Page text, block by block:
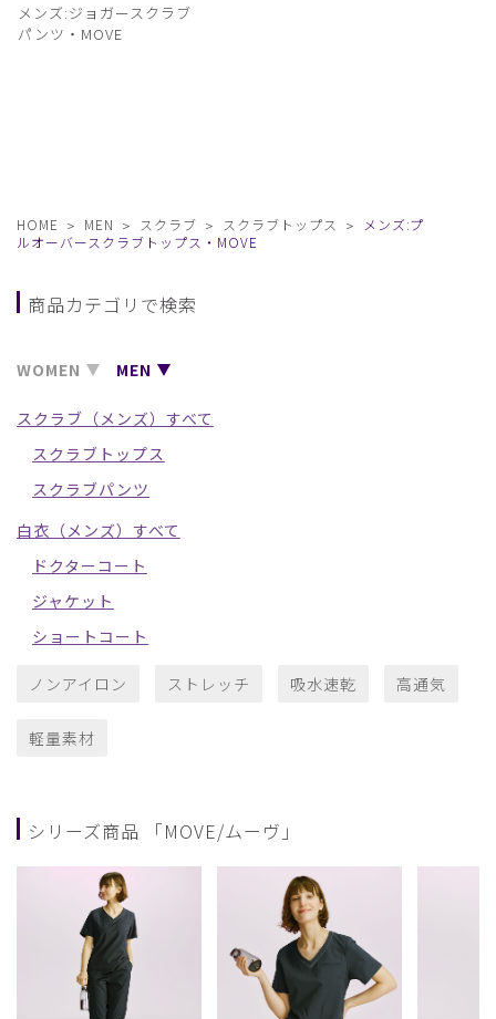
メンズ:ジョガースクラブ
パンツ・MOVE
HOME MEN スクラブ スクラブトップス
メンズ:プ
ルオーバースクラブトップス・MOVE
商品カテゴリで検索
WOMEN MEN
スクラブ（メンズ）すべて
スクラブトップス
スクラブパンツ
白衣（メンズ）すべて
ドクターコート
ジャケット
ショートコート
ノンアイロン ストレッチ 吸水速乾 高通気
軽量素材
シリーズ商品 「MOVE/ムーヴ」